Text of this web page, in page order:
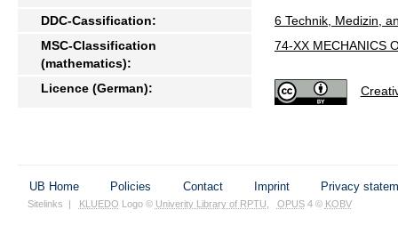
DDC-Cassification:
6 Technik, Medizin,
MSC-Classification
(mathematics):
74-XX MECHANICS
Licence (German):
UB Home Policies Contact Imprint Privacy
Sitelinks KLUEDO Logo © Univerity Library of RPTU OPUS4 © KOBV